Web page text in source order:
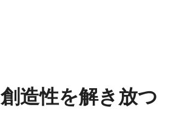
創造性を解き放つ